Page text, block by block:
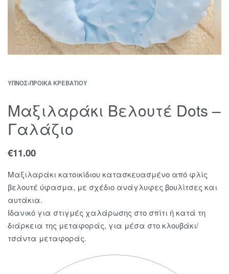
ΎΠΝΟΣ›ΠΡΟΊΚΑ ΚΡΕΒΑΤΙΟΎ
Μαξιλαράκι Βελουτέ Dots –
Γαλάζιο
€11.00
Μαξιλαράκι κατοικίδιου κατασκευασμένο από φλίς
βελουτέ ύφασμα, με σχέδιο ανάγλυφες βουλίτσες και
αυτάκια.
Ιδανικό για στιγμές χαλάρωσης στο σπίτι ή κατά τη
διάρκεια της μεταφοράς, για μέσα στο κλουβάκι/
τσάντα μεταφοράς.